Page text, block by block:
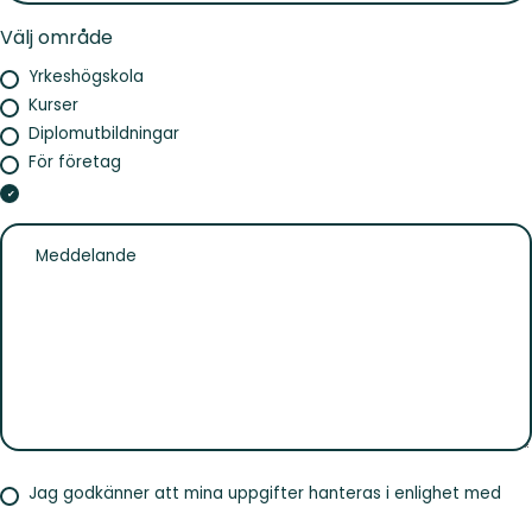
Välj område
Yrkeshögskola
Kurser
Diplomutbildningar
För företag
Jag godkänner att mina uppgifter hanteras i enlighet med